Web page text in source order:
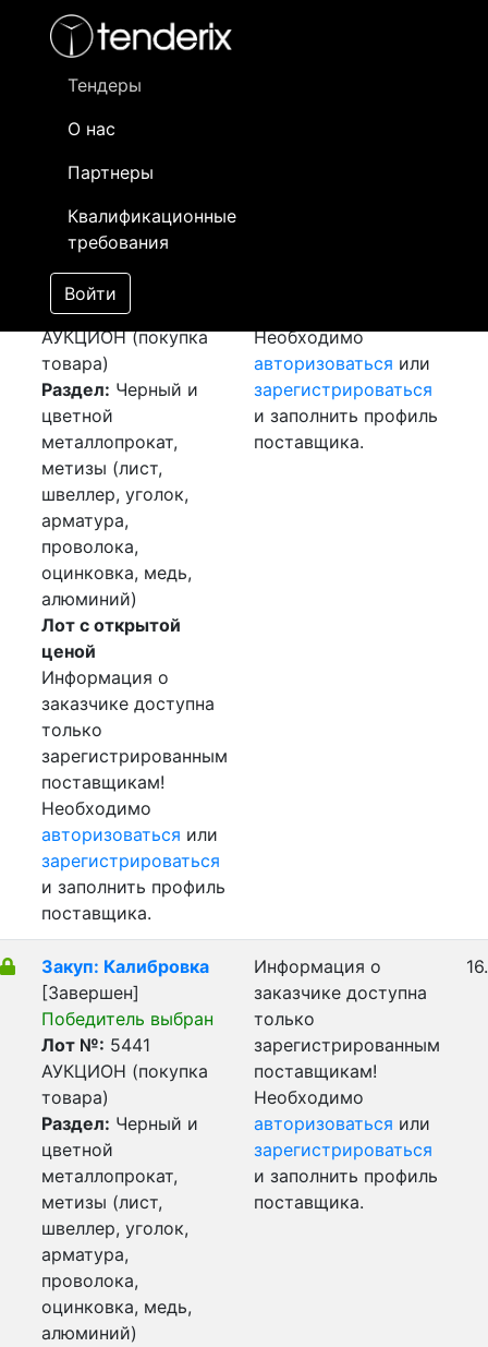
Тендеры
О нас
Партнеры
Квалификационные
требования
Войти
- активный лот
- сохраненный лот (не опубликован)
Закуп: Шина
алюминиевая
[Завершен]
Победитель выбран
Лот №:5442
АУКЦИОН (покупка
товара)
Раздел: Черный и
цветной
металлопрокат,
метизы (лист,
швеллер, уголок,
арматура,
проволока,
оцинковка, медь,
алюминий)
Лот с открытой
ценой
Информация о
заказчике доступна
только
зарегистрированным
поставщикам!
Необходимо
авторизоваться или
зарегистрироваться
и заполнить профиль
поставщика.
Необходимо
авторизоваться или
зарегистрироваться
и заполнить профиль
поставщика.
Закуп: Калибровка
[Завершен]
Победитель выбран
Лот №: 5441
АУКЦИОН (покупка
товара)
Раздел: Черный и
цветной
металлопрокат,
метизы (лист,
швеллер, уголок,
арматура,
проволока,
оцинковка, медь,
алюминий)
Информация о
заказчике доступна
только
зарегистрированным
поставщикам!
Необходимо
авторизоваться или
зарегистрироваться
и заполнить профиль
поставщика.